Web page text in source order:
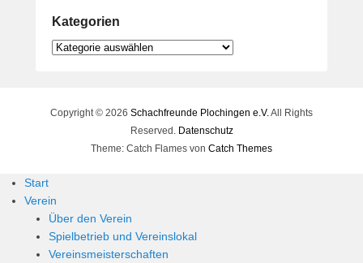
Kategorien
Kategorien
Copyright © 2026 Schachfreunde Plochingen e.V. All Rights
Reserved. Datenschutz
Theme: Catch Flames von Catch Themes
Start
Verein
Über den Verein
Spielbetrieb und Vereinslokal
Vereinsmeisterschaften